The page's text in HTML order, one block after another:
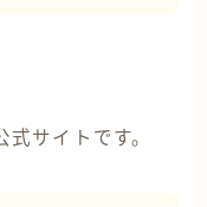
サイトです。